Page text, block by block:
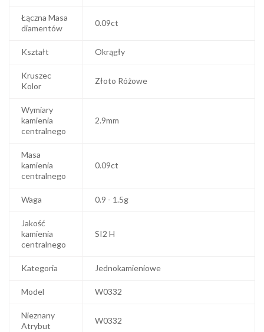
Łączna Masa
diamentów
0.09ct
Kształt Okrągły
Kruszec
Kolor
Złoto Różowe
Wymiary
kamienia
centralnego
2.9mm
Masa
kamienia
centralnego
0.09ct
Waga 0.9 - 1.5g
Jakość
kamienia
centralnego
SI2 H
Kategoria Jednokamieniowe
Model W0332
Nieznany
Atrybut
W0332